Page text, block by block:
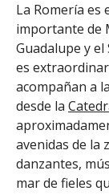
La Romería
importante de
Guadalupe y el
es
acompañan a
desde la
avenidas de la
danzantes,
mar de fieles